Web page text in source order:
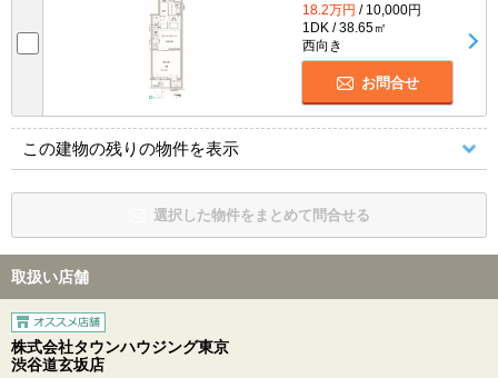
18.2万円 / 10,000円
1DK / 38.65㎡
西向き
お問合せ
この建物の残りの物件を表示
選択した物件をまとめて問合せる
取扱い店舗
株式会社タウンハウジング東京
渋谷道玄坂店